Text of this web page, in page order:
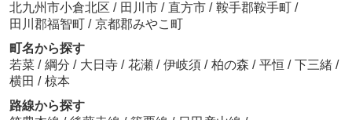
北九州市小倉北区 / 田川市 / 直方市 / 鞍手郡鞍手町 /
田川郡福智町 / 京都郡みやこ町
町名から探す
若菜 / 綱分 / 大日寺 / 花瀬 / 伊岐須 / 柏の森 / 平恒 / 下三緒 /
横田 / 椋本
路線から探す